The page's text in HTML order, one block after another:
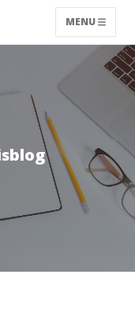
MENU